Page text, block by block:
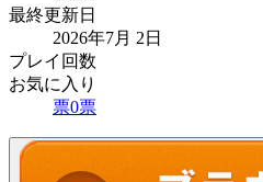
最終更新日
2026年7月 2日
プレイ回数
お気に入り
票0票